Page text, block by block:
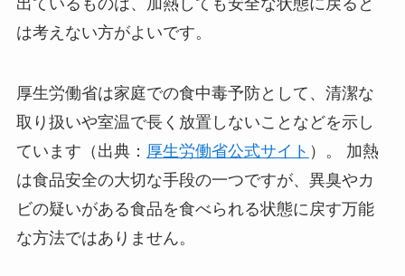
は考えない方がよいです。
厚生労働省は家庭での食中毒予防として、清潔な
取り扱いや室温で長く放置しないことなどを示し
ています（出典： 厚生労働省公式サイト ）。 加熱
は食品安全の大切な手段の一つですが、異臭やカ
ビの疑いがある食品を食べられる状態に戻す万能
な方法ではありません。